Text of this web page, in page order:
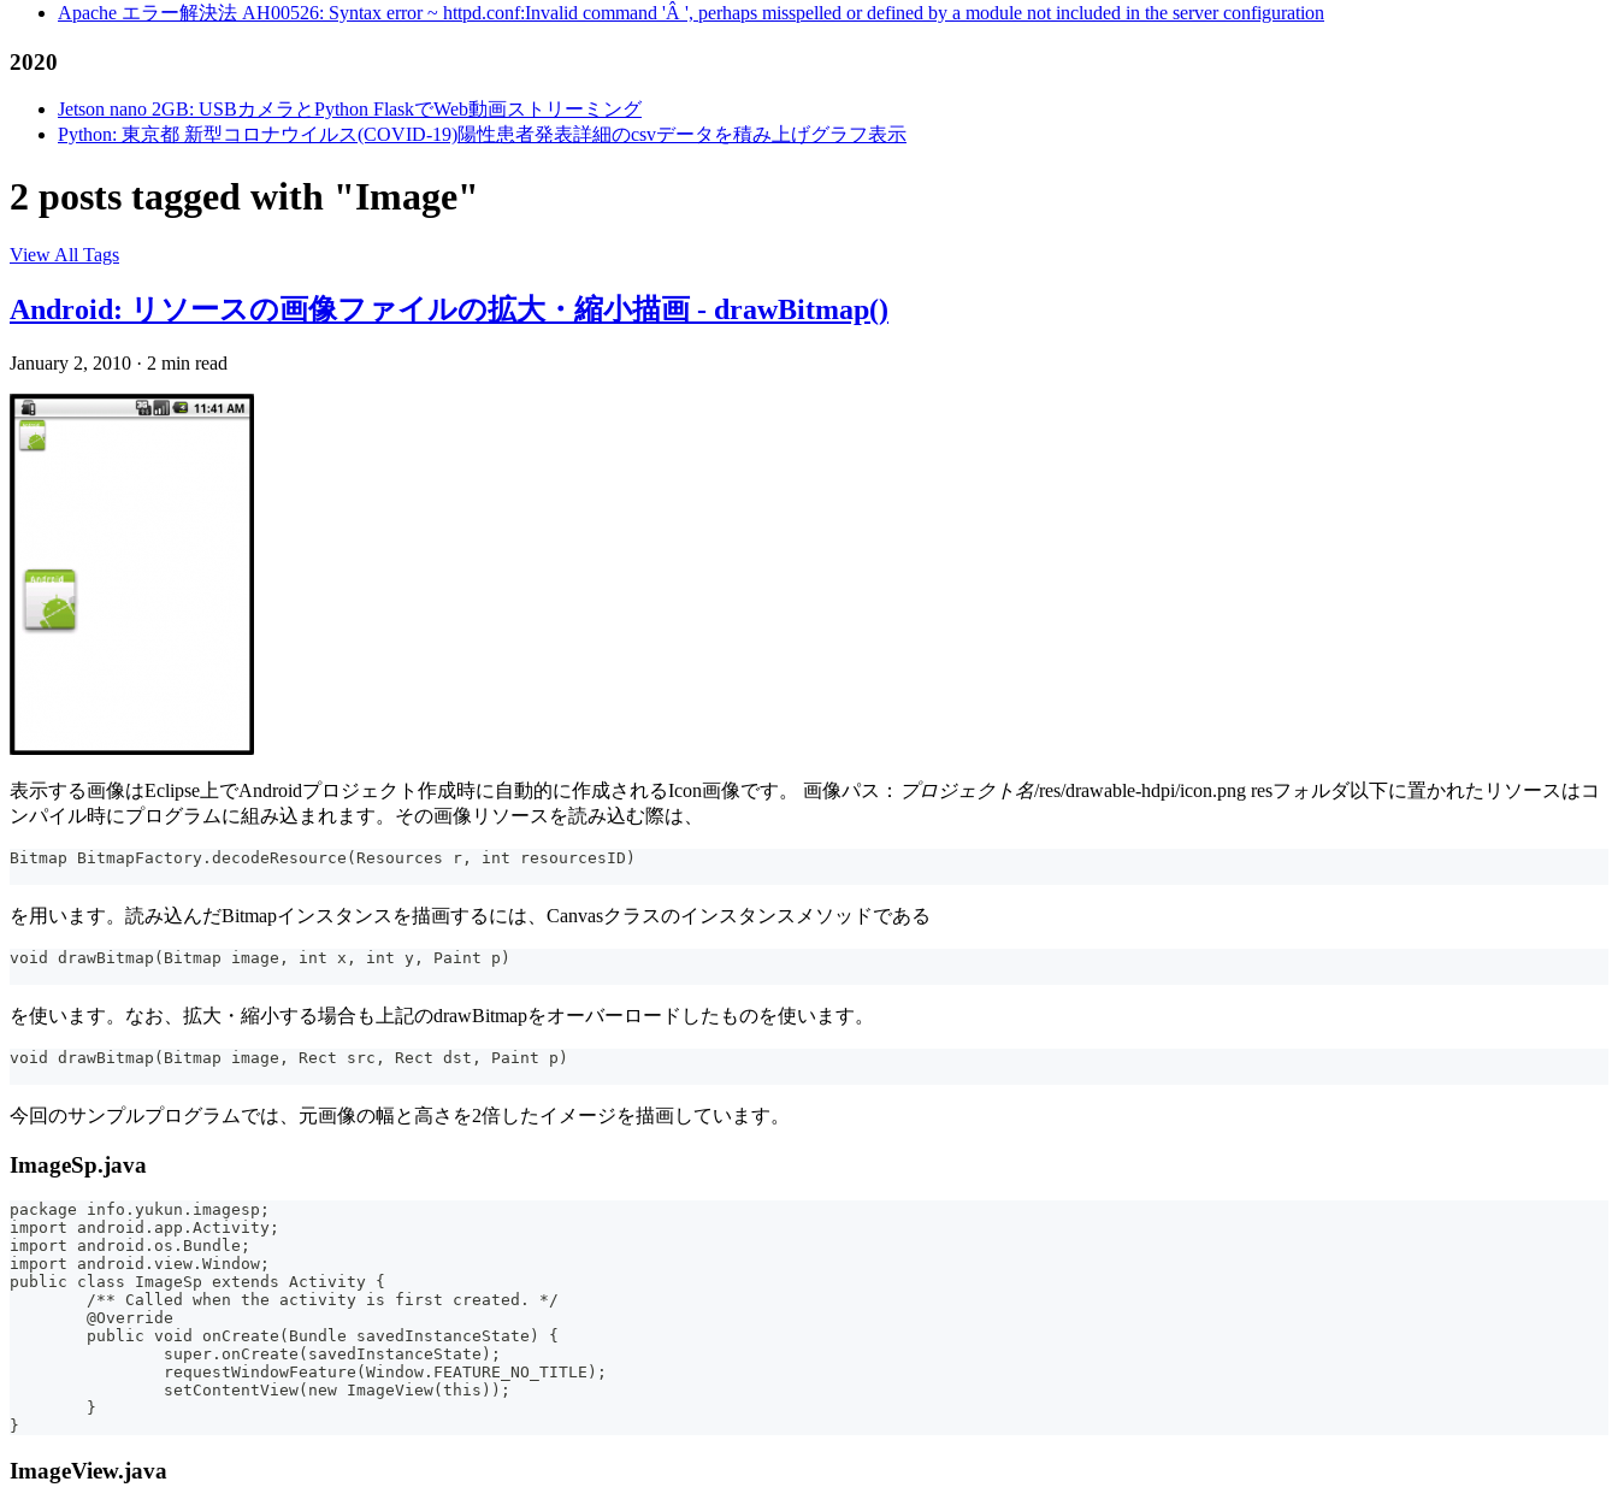
Apache エラー解決法 AH00526: Syntax error ~ httpd.conf:Invalid command 'Â ', perhaps misspelled or defined by a module not included in the server configuration
2020
Jetson nano 2GB: USBカメラとPython FlaskでWeb動画ストリーミング
Python: 東京都 新型コロナウイルス(COVID-19)陽性患者発表詳細のcsvデータを積み上げグラフ表示
2 posts tagged with "Image"
View All Tags
Android: リソースの画像ファイルの拡大・縮小描画 - drawBitmap()
January 2, 2010 · 2 min read
表示する画像はEclipse上でAndroidプロジェクト作成時に自動的に作成されるIcon画像です。 画像パス： プロジェクト名/res/drawable-hdpi/icon.png resフォルダ以下に置かれたリソースはコ
ンパイル時にプログラムに組み込まれます。その画像リソースを読み込む際は、
Bitmap BitmapFactory.decodeResource(Resources r, int resourcesID)
を用います。読み込んだBitmapインスタンスを描画するには、Canvasクラスのインスタンスメソッドである
void drawBitmap(Bitmap image, int x, int y, Paint p)
を使います。なお、拡大・縮小する場合も上記のdrawBitmapをオーバーロードしたものを使います。
void drawBitmap(Bitmap image, Rect src, Rect dst, Paint p)
今回のサンプルプログラムでは、元画像の幅と高さを2倍したイメージを描画しています。
ImageSp.java
package info.yukun.imagesp;
import android.app.Activity;
import android.os.Bundle;
import android.view.Window;
public class ImageSp extends Activity {
	/** Called when the activity is first created. */
	@Override
	public void onCreate(Bundle savedInstanceState) {
		super.onCreate(savedInstanceState);
		requestWindowFeature(Window.FEATURE_NO_TITLE);
		setContentView(new ImageView(this));
	}
}
ImageView.java